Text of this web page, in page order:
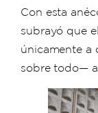
Con esta
subrayó que
únicamente a
sobre todo—